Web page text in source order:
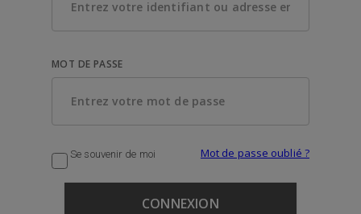
MOT DE PASSE
Se souvenir de moi Mot de passe oublié ?